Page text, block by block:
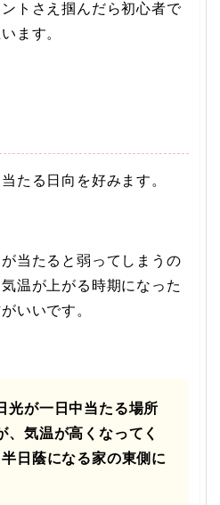
トさえ掴んだら初心者で
ます。
たる日向を好みます。
当たると弱ってしまうの
温が上がる時期になった
いいです。
光が一日中当たる場所
、気温が高くなってく
日蔭になる家の東側に